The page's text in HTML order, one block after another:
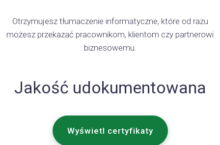
Otrzymujesz tłumaczenie informatyczne, które od razu
możesz przekazać pracownikom, klientom czy partnerowi
biznesowemu.
Jakość udokumentowana
Wyświetl certyfikaty